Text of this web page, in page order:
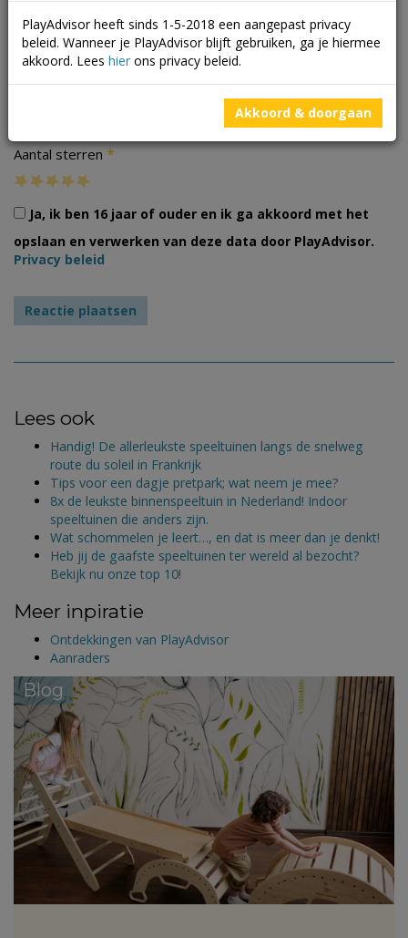
Aantal sterren *
Ja, ik ben 16 jaar of ouder en ik ga akkoord met het
opslaan en verwerken van deze data door PlayAdvisor.
Privacy beleid
Lees ook
Handig! De allerleukste speeltuinen langs de snelweg
route du soleil in Frankrijk
Tips voor een dagje pretpark; wat neem je mee?
8x de leukste binnenspeeltuin in Nederland! Indoor
speeltuinen die anders zijn.
Wat schommelen je leert…, en dat is meer dan je denkt!
Heb jij de gaafste speeltuinen ter wereld al bezocht?
Bekijk nu onze top 10!
Meer inpiratie
Ontdekkingen van PlayAdvisor
Aanraders
Blog
PlayAdvisor heeft sinds 1-5-2018 een aangepast privacy
beleid. Wanneer je PlayAdvisor blijft gebruiken, ga je hiermee
akkoord. Lees hier ons privacy beleid.
Akkoord & doorgaan